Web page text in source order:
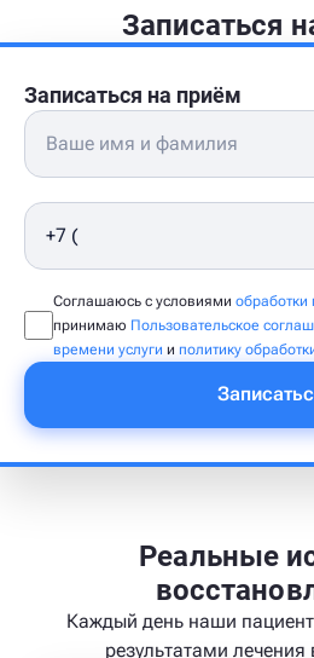
Записаться
Записаться на приём
Соглашаюсь с условиями
принимаю Пользовательское
времени услуги и политику
Реальные
Каждый день наши
результатами